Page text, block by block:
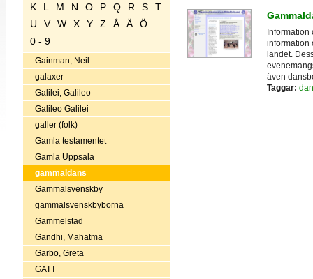
K
L M N O P Q R S
T
U
V W X Y Z Å Ä
Ö
0 - 9
Gainman, Neil
galaxer
Galilei, Galileo
Galileo Galilei
galler (folk)
Gamla testamentet
Gamla Uppsala
gammaldans
Gammalsvenskby
gammalsvenskbyborna
Gammelstad
Gandhi, Mahatma
Garbo, Greta
GATT
Information
information
landet.
även
Taggar: